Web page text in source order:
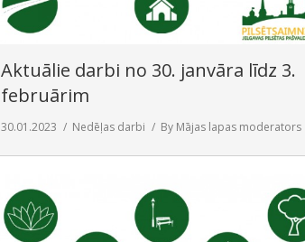
Aktuālie darbi no 30. janvāra līdz 3.
februārim
30.01.2023 Nedēļas darbi By Mājas lapas moderators